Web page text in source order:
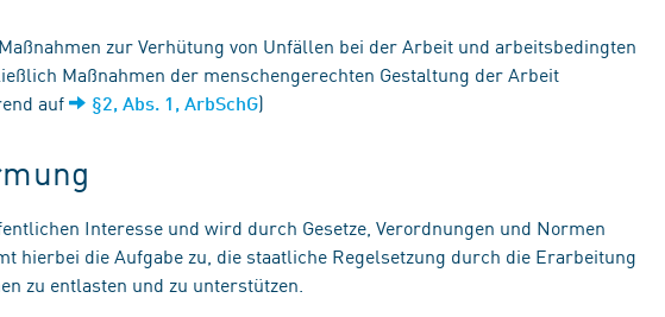
zur Verhütung von Unfällen bei der Arbeit und arbeitsbedingten
Maßnahmen der menschengerechten Gestaltung der Arbeit
auf
§2, Abs. 1, ArbSchG)
Interesse und wird durch Gesetze, Verordnungen und Normen
hierbei die Aufgabe zu, die staatliche Regelsetzung durch die Erarbeitung
zu entlasten und zu unterstützen.